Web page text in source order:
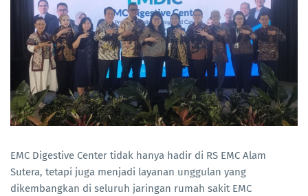
EMC Digestive Center tidak hanya hadir di RS EMC Alam
Sutera, tetapi juga menjadi layanan unggulan yang
dikembangkan di seluruh jaringan rumah sakit EMC